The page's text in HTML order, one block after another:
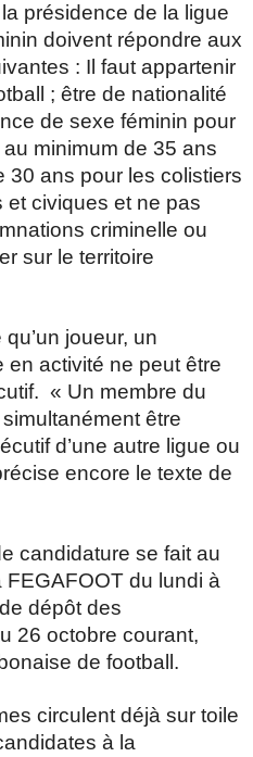
présidence de la ligue
doivent répondre aux
: Il faut appartenir
; être de nationalité
de sexe féminin pour
minimum de 35 ans
30 ans pour les colistiers
et civiques et ne pas
criminelle ou
sur le territoire
joueur, un
en activité ne peut être
« Un membre du
être
d’une autre ligue ou
encore le texte de
candidature se fait au
du lundi à
dépôt des
26 octobre courant,
de football.
circulent déjà sur toile
à la